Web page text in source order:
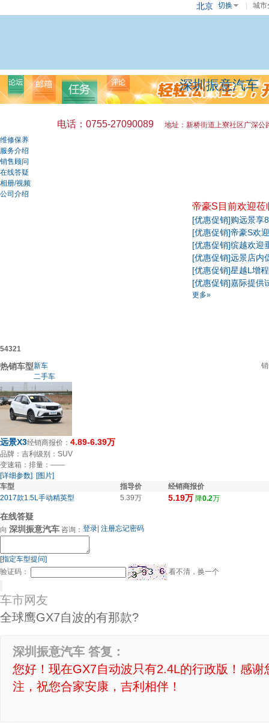
北京 切换 城市
深圳振意汽车
电话：0755-27090089
地址：新桥街道上寮社区广深
维修保养
服务介绍
销售顾问
在线答疑
相册/视频
公司介绍
54321
帝豪S目前欢迎
[优惠促销]购远景享
[优惠促销]帝豪S欢
[优惠促销]缤越欢迎
[优惠促销]远景店内
[优惠促销]星越L增
[优惠促销]嘉际提供
更多»
热销车型新车
二手车
远景X3经销商报价： 4.89-6.39万
品牌：吉利 级别：SUV
变速箱： 排量：——
[详细参数] [图片]
车型
指导价
经销商报价
2017款1.5L手动精英型
5.39万 5.19万 降0.2万
在线答疑
向 深圳振意汽车 咨询： 登录 注册忘记密码
[指定车型提问]
验证码：
看不清，换一个
车市网友
全球鹰GX7自波的有那款?
深圳振意汽车 答复：
您好！现在GX7自动波只有2.4L的行政版！感谢
注，祝您合家安康，吉利相伴！